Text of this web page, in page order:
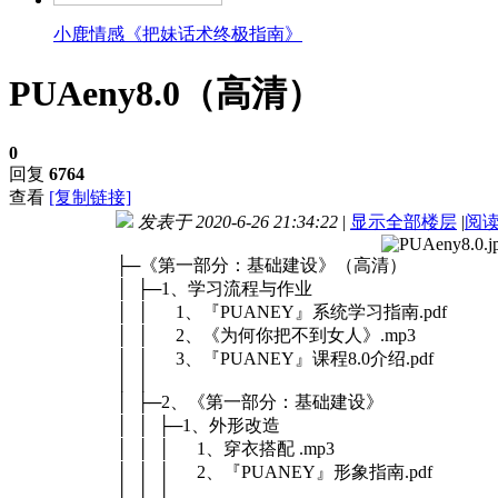
小鹿情感《把妹话术终极指南》
PUAeny8.0（高清）
0
回复 6764
查看 [复制链接]
发表于 2020-6-26 21:34:22 | 显示全部楼层 |阅
├─《第一部分：基础建设》（高清）
│ ├─1、学习流程与作业
│ │ 1、『PUANEY』系统学习指南.pdf
│ │ 2、《为何你把不到女人》.mp3
│ │ 3、『PUANEY』课程8.0介绍.pdf
│ ├─2、《第一部分：基础建设》
│ │ ├─1、外形改造
│ │ │ 1、穿衣搭配 .mp3
│ │ │ 2、『PUANEY』形象指南.pdf